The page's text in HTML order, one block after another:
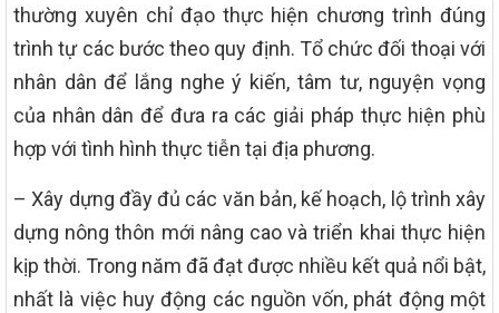
thường xuyên chỉ đạo thực hiện chương trình đúng
trình tự các bước theo quy định. Tổ chức đối thoại với
nhân dân để lắng nghe ý kiến, tâm tư, nguyện vọng
của nhân dân để đưa ra các giải pháp thực hiện phù
hợp với tình hình thực tiễn tại địa phương.
– Xây dựng đầy đủ các văn bản, kế hoạch, lộ trình xây
dựng nông thôn mới nâng cao và triển khai thực hiện
kịp thời. Trong năm đã đạt được nhiều kết quả nổi bật,
nhất là việc huy động các nguồn vốn, phát động một